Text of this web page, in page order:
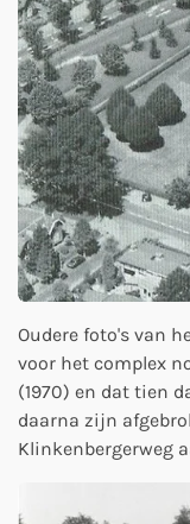
Oudere foto's van
voor het complex
(1970) en dat tien
daarna zijn
Klinkenbergerweg